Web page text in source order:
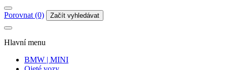
Porovnat (0) Začít vyhledávat
Hlavní menu
BMW | MINI